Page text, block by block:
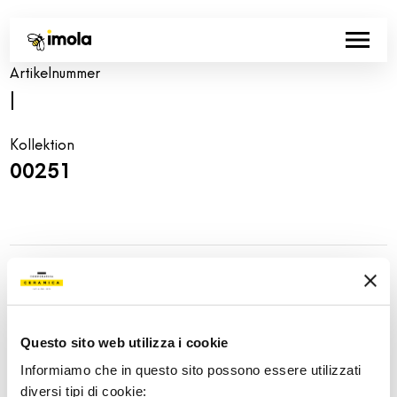
Questo sito web utilizza i cookie
Informiamo che in questo sito possono essere utilizzati
diversi tipi di cookie:
Artikelnummer
Kollektion
00251
Share: